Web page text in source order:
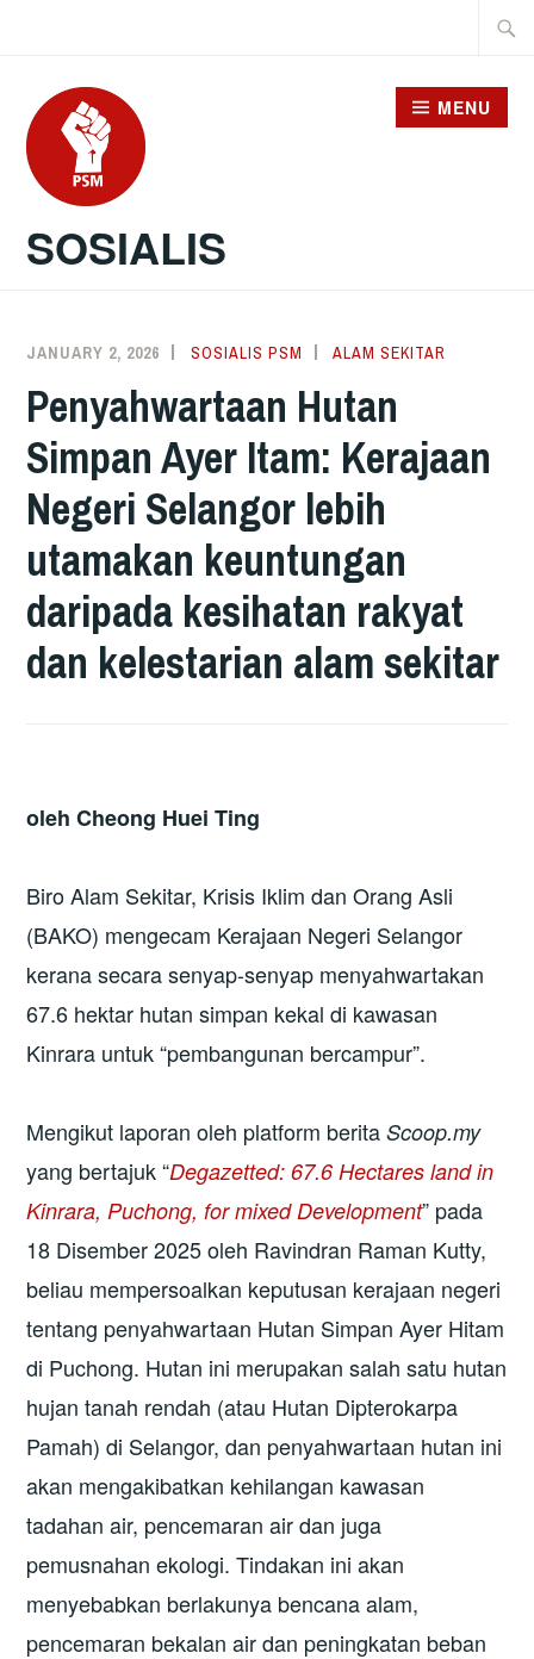
content
SOSIALIS
MENU
JANUARY 2, 2026 SOSIALIS PSM ALAM SEKITAR
Penyahwartaan Hutan
Simpan Ayer Itam: Kerajaan
Negeri Selangor lebih
utamakan keuntungan
daripada kesihatan rakyat
dan kelestarian alam sekitar
oleh Cheong Huei Ting
Biro Alam Sekitar, Krisis Iklim dan Orang Asli
(BAKO) mengecam Kerajaan Negeri Selangor
kerana secara senyap-senyap menyahwartakan
67.6 hektar hutan simpan kekal di kawasan
Kinrara untuk “pembangunan bercampur”.
Mengikut laporan oleh platform beritaScoop.my
yang bertajuk “Degazetted: 67.6 Hectares land in
Kinrara, Puchong, for mixed Development” pada
18 Disember 2025 oleh Ravindran Raman Kutty,
beliau mempersoalkan keputusan kerajaan negeri
tentang penyahwartaan Hutan Simpan Ayer Hitam
di Puchong. Hutan ini merupakan salah satu hutan
hujan tanah rendah (atau Hutan Dipterokarpa
Pamah) di Selangor, dan penyahwartaan hutan ini
akan mengakibatkan kehilangan kawasan
tadahan air, pencemaran air dan juga
pemusnahan ekologi. Tindakan ini akan
menyebabkan berlakunya bencana alam,
pencemaran bekalan air dan peningkatan beban